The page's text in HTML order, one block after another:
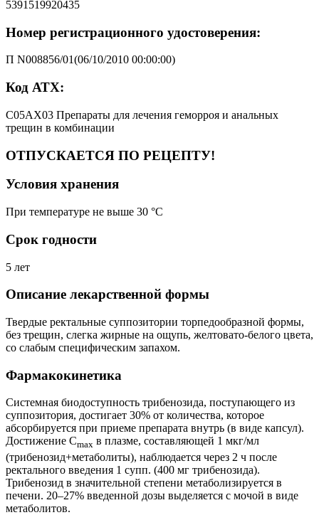
5391519920435
Номер регистрационного удостоверения:
П N008856/01(06/10/2010 00:00:00)
Код АТХ:
C05AX03 Препараты для лечения геморроя и анальных
трещин в комбинации
ОТПУСКАЕТСЯ ПО РЕЦЕПТУ!
Условия хранения
При температуре не выше 30 °C
Срок годности
5 лет
Описание лекарственной формы
Твердые ректальные суппозитории торпедообразной формы,
без трещин, слегка жирные на ощупь, желтовато-белого цвета,
со слабым специфическим запахом.
Фармакокинетика
Системная биодоступность трибенозида, поступающего из
суппозитория, достигает 30% от количества, которое
абсорбируется при приеме препарата внутрь (в виде капсул).
Достижение Cmax в плазме, составляющей 1 мкг/мл
(трибенозид+метаболиты), наблюдается через 2 ч после
ректального введения 1 супп. (400 мг трибенозида).
Трибенозид в значительной степени метаболизируется в
печени. 20–27% введенной дозы выделяется с мочой в виде
метаболитов.